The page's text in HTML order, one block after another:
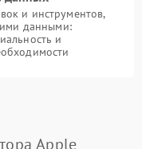
и инструментов,
данными:
и
Apple